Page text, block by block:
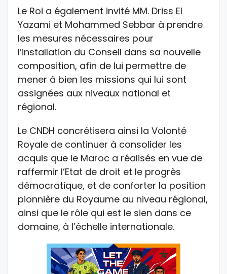
Le Roi a également invité MM. Driss El
Yazami et Mohammed Sebbar à prendre
les mesures nécessaires pour
l’installation du Conseil dans sa nouvelle
composition, afin de lui permettre de
mener à bien les missions qui lui sont
assignées aux niveaux national et
régional.
Le CNDH concrétisera ainsi la Volonté
Royale de continuer à consolider les
acquis que le Maroc a réalisés en vue de
raffermir l’Etat de droit et le progrès
démocratique, et de conforter la position
pionnière du Royaume au niveau régional,
ainsi que le rôle qui est le sien dans ce
domaine, à l’échelle internationale.